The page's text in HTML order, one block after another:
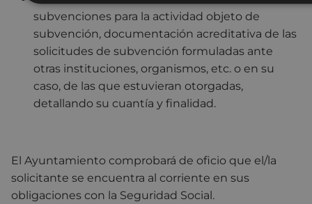
subvenciones para la actividad objeto de
subvención, documentación acreditativa de las
solicitudes de subvención formuladas ante
otras instituciones, organismos, etc. o en su
caso, de las que estuvieran otorgadas,
detallando su cuantía y finalidad.
El Ayuntamiento comprobará de oficio que el/la
solicitante se encuentra al corriente en sus
obligaciones con la Seguridad Social.